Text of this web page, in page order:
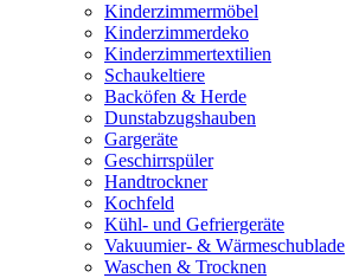
Kinderzimmermöbel
Kinderzimmerdeko
Kinderzimmertextilien
Schaukeltiere
Backöfen & Herde
Dunstabzugshauben
Gargeräte
Geschirrspüler
Handtrockner
Kochfeld
Kühl- und Gefriergeräte
Vakuumier- & Wärmeschublade
Waschen & Trocknen